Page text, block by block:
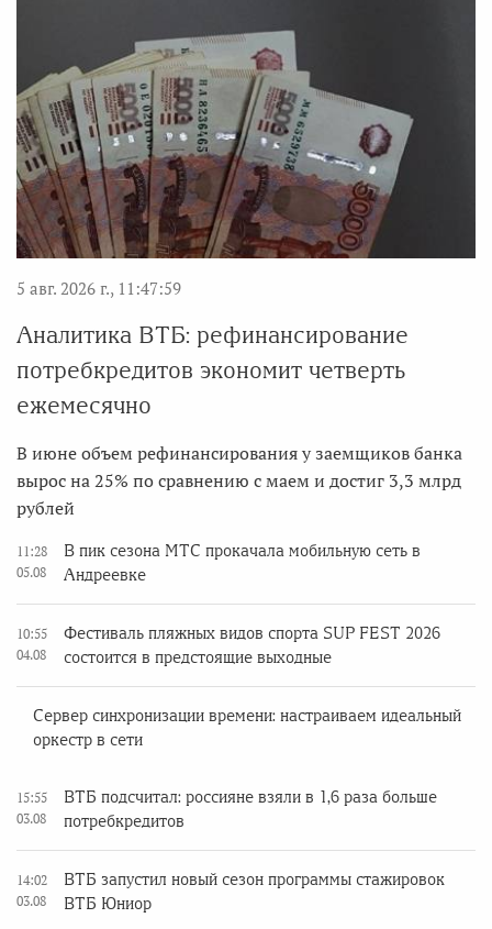
5 авг. 2026 г., 11:47:59
Аналитика ВТБ: рефинансирование
потребкредитов экономит четверть
ежемесячно
В июне объем рефинансирования у заемщиков банка
вырос на 25% по сравнению с маем и достиг 3,3 млрд
рублей
11:28
05.08
В пик сезона МТС прокачала мобильную сеть в
Андреевке
10:55
04.08
Фестиваль пляжных видов спорта SUP FEST 2026
состоится в предстоящие выходные
Сервер синхронизации времени: настраиваем идеальный
оркестр в сети
15:55
03.08
ВТБ подсчитал: россияне взяли в 1,6 раза больше
потребкредитов
14:02
03.08
ВТБ запустил новый сезон программы стажировок
ВТБ Юниор